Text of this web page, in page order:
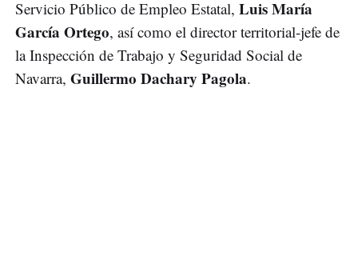
Servicio Público de Empleo Estatal, Luis María
García Ortego, así como el director territorial-jefe de
la Inspección de Trabajo y Seguridad Social de
Navarra, Guillermo Dachary Pagola.